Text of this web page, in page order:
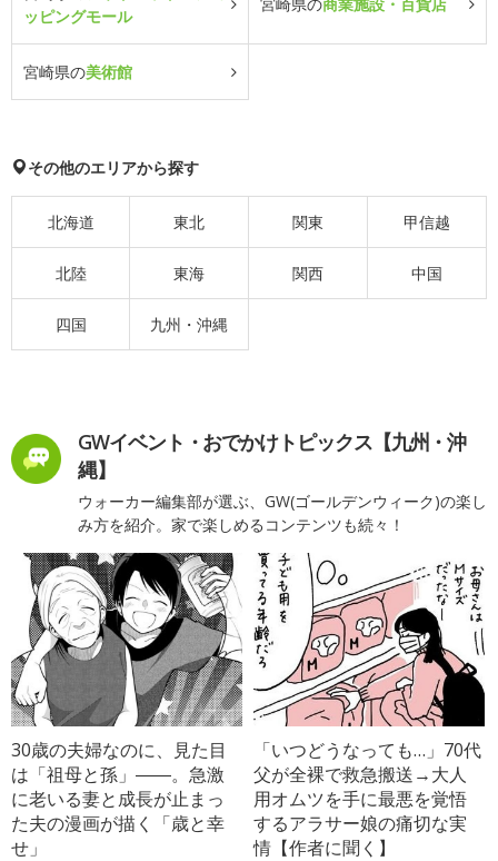
ッピングモール
宮崎県の美術館
その他のエリアから探す
北海道 東北 関東 甲信越
北陸 東海 関西 中国
四国 九州・沖縄
GWイベント・おでかけトピックス【九州・沖
縄】
ウォーカー編集部が選ぶ、GW(ゴールデンウィーク)の楽し
み方を紹介。家で楽しめるコンテンツも続々！
30歳の夫婦なのに、見た目
は「祖母と孫」――。急激
に老いる妻と成長が止まっ
た夫の漫画が描く「歳と幸
せ」
「いつどうなっても…」70代
父が全裸で救急搬送→大人
用オムツを手に最悪を覚悟
するアラサー娘の痛切な実
情【作者に聞く】